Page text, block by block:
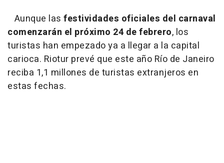
Aunque las festividades oficiales del carnaval
comenzarán el próximo 24 de febrero, los
turistas han empezado ya a llegar a la capital
carioca. Riotur prevé que este año Río de Janeiro
reciba 1,1 millones de turistas extranjeros en
estas fechas.